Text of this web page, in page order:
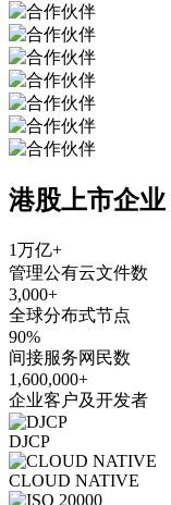
港股上市企业
1万亿+
管理公有云文件数
3,000+
全球分布式节点
90%
间接服务网民数
1,600,000+
企业客户及开发者
DJCP
CLOUD NATIVE